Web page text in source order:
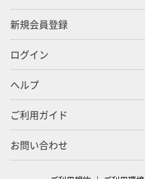
新規会員登録
ログイン
ヘルプ
ご利用ガイド
お問い合わせ